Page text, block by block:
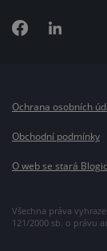
Všechna práva
121/2000 sb. o právu
Ochrana osobních
Obchodní podmínky
O web se stará Blogic